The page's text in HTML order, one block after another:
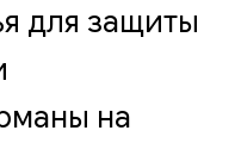
для защиты
на